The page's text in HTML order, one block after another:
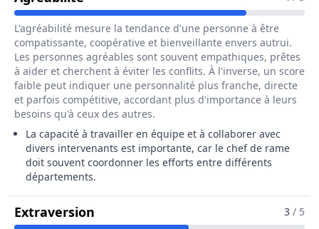
L'agréabilité mesure la tendance d'une personne à être
compatissante, coopérative et bienveillante envers autrui.
Les personnes agréables sont souvent empathiques, prêtes
à aider et cherchent à éviter les conflits. À l'inverse, un score
faible peut indiquer une personnalité plus franche, directe
et parfois compétitive, accordant plus d'importance à leurs
besoins qu'à ceux des autres.
La capacité à travailler en équipe et à collaborer avec
divers intervenants est importante, car le chef de rame
doit souvent coordonner les efforts entre différents
départements.
Extraversion Pour Le Métier De Chef / Cheffe
3 / 5